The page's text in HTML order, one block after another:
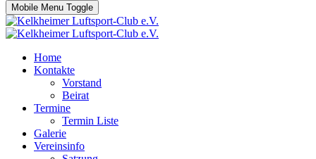
Mobile Menu Toggle
Home
Kontakte
Vorstand
Beirat
Termine
Termin Liste
Galerie
Vereinsinfo